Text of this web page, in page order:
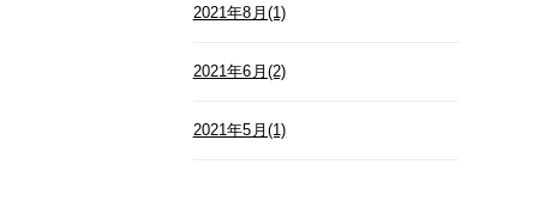
2021年8月(1)
2021年6月(2)
2021年5月(1)